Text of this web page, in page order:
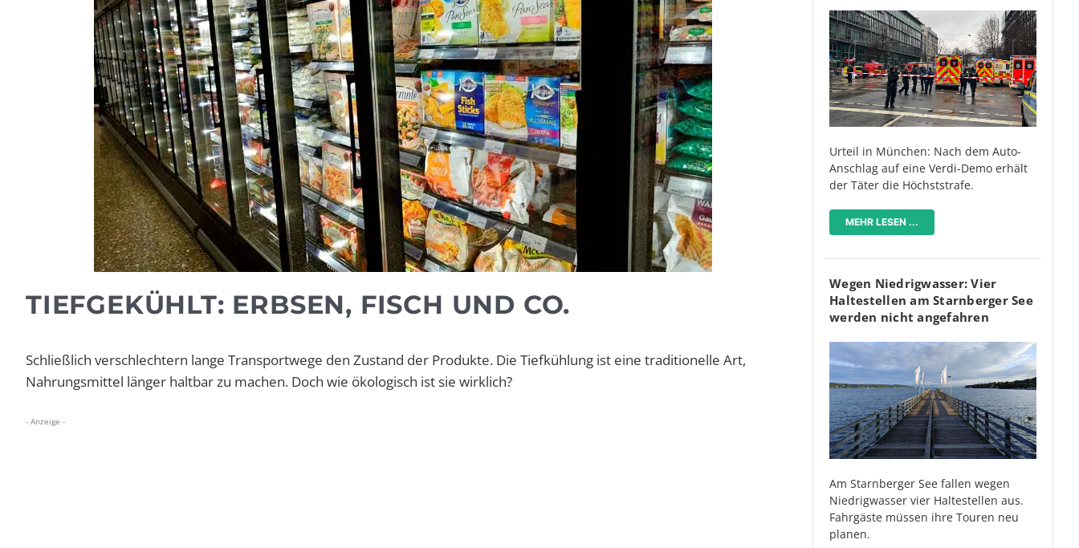
TIEFGEKÜHLT: ERBSEN, FISCH UND CO.
Schließlich verschlechtern lange Transportwege den Zustand der Produkte. Die Tiefkühlung ist eine traditionelle Art,
Nahrungsmittel länger haltbar zu machen. Doch wie ökologisch ist sie wirklich?
- Anzeige -
Urteil in München: Nach dem Auto-
Anschlag auf eine Verdi-Demo erhält
der Täter die Höchststrafe.
MEHR LESEN ...
Wegen Niedrigwasser: Vier
Haltestellen am Starnberger See
werden nicht angefahren
Am Starnberger See fallen wegen
Niedrigwasser vier Haltestellen aus.
Fahrgäste müssen ihre Touren neu
planen.